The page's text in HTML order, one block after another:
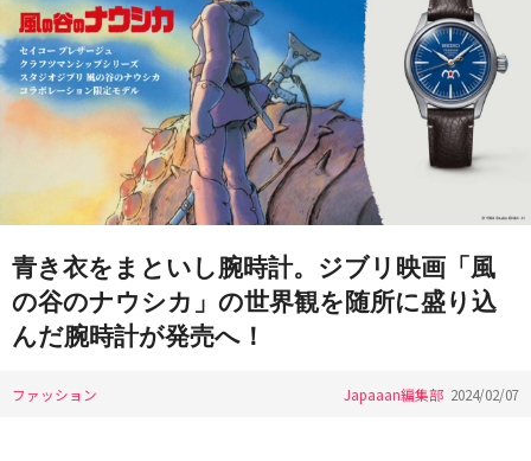
青き衣をまといし腕時計。ジブリ映画「風
の谷のナウシカ」の世界観を随所に盛り込
んだ腕時計が発売へ！
ファッション Japaaan編集部 2024/02/07